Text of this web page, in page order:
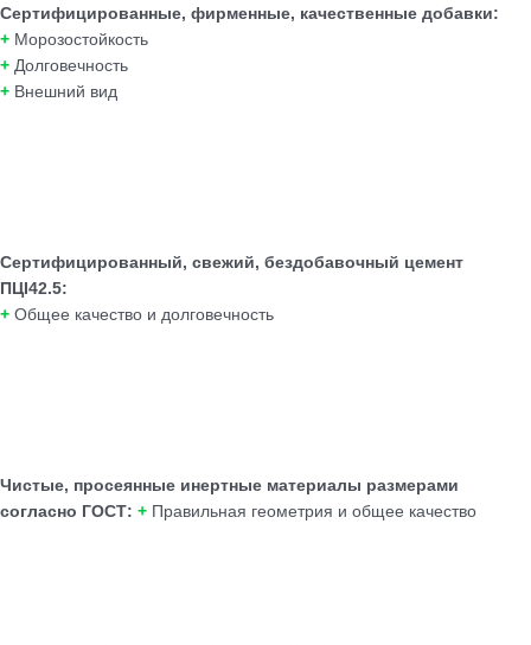
Сертифицированные, фирменные, качественные добавки:
+ Морозостойкость
+ Долговечность
+ Внешний вид
Сертифицированный, свежий, бездобавочный цемент
ПЦI42.5:
+ Общее качество и долговечность
Чистые, просеянные инертные материалы размерами
согласно ГОСТ: + Правильная геометрия и общее качество